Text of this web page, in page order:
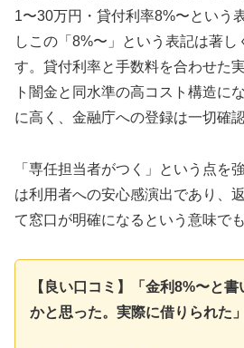
1〜30万円・貸付利率8%〜という
しこの「8%〜」という表記は著
す。貸付利率と手数料を合わせた
ト闇金と同水準の高コスト構造に
に高く、金融庁への登録は一切確
「専任担当者がつく」という点を
は利用者への安心感演出であり、
て窓口が明確になるという意味で
【良い口コミ】「金利8%〜と
かと思った。実際に借りられた」